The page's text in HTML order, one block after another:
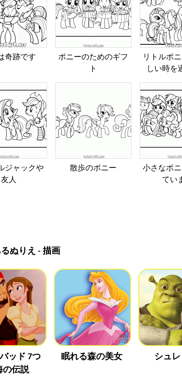
奇跡です
ポニーのためのギフ
ト
リトルポ
しい時を
ジャックや
友人
散歩のポニー
小さなポ
てい
ぬりえ - 描画
ッド 7つ
の伝説
眠れる森の美女 シュレ